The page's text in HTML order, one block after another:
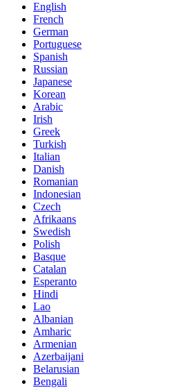
English
French
German
Portuguese
Spanish
Russian
Japanese
Korean
Arabic
Irish
Greek
Turkish
Italian
Danish
Romanian
Indonesian
Czech
Afrikaans
Swedish
Polish
Basque
Catalan
Esperanto
Hindi
Lao
Albanian
Amharic
Armenian
Azerbaijani
Belarusian
Bengali